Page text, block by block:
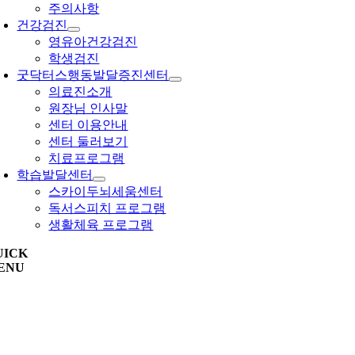
주의사항
건강검진
영유아건강검진
학생검진
굿닥터스행동발달증진센터
의료진소개
원장님 인사말
센터 이용안내
센터 둘러보기
치료프로그램
학습발달센터
스카이두뇌세움센터
독서스피치 프로그램
생활체육 프로그램